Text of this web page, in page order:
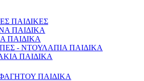
ΠΑΙΔΙΚΕΣ
ΠΑΙΔΙΚΑ
ΠΑΙΔΙΚΑ
- ΝΤΟΥΛΑΠΙΑ ΠΑΙΔΙΚΑ
ΠΑΙΔΙΚΑ
ΠΑΙΔΙΚΑ